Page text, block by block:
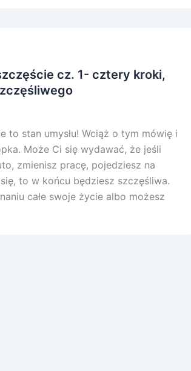
cz. 1- cztery kroki,
to stan umysłu! Wciąż o tym mówię i
Może Ci się wydawać, że jeśli
zmienisz pracę, pojedziesz na
to w końcu będziesz szczęśliwa.
całe swoje życie albo możesz